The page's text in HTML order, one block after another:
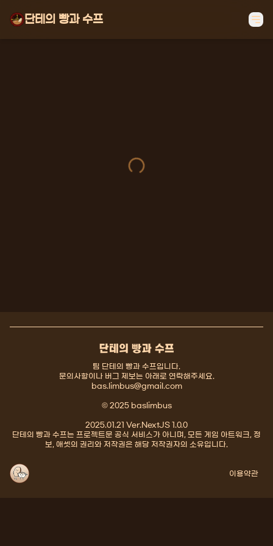
단테의 빵과 수프
단테의 빵과 수프
팀 단테의 빵과 수프입니다.
문의사항이나 버그 제보는 아래로 연락해주세요.
bas.limbus@gmail.com
© 2025 baslimbus
2025.01.21 Ver.NextJS 1.0.0
단테의 빵과 수프는 프로젝트문 공식 서비스가 아니며, 모든 게임 아트워크, 정
보, 애셋의 권리와 저작권은 해당 저작권자의 소유입니다.
이용약관